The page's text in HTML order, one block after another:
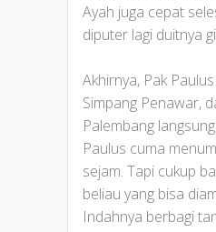
Ayah juga cepat
diputer lagi duitnya
Akhirnya, Pak
Simpang Penawar,
Palembang
Paulus cuma
sejam. Tapi cukup
beliau yang bisa
Indahnya berbagi